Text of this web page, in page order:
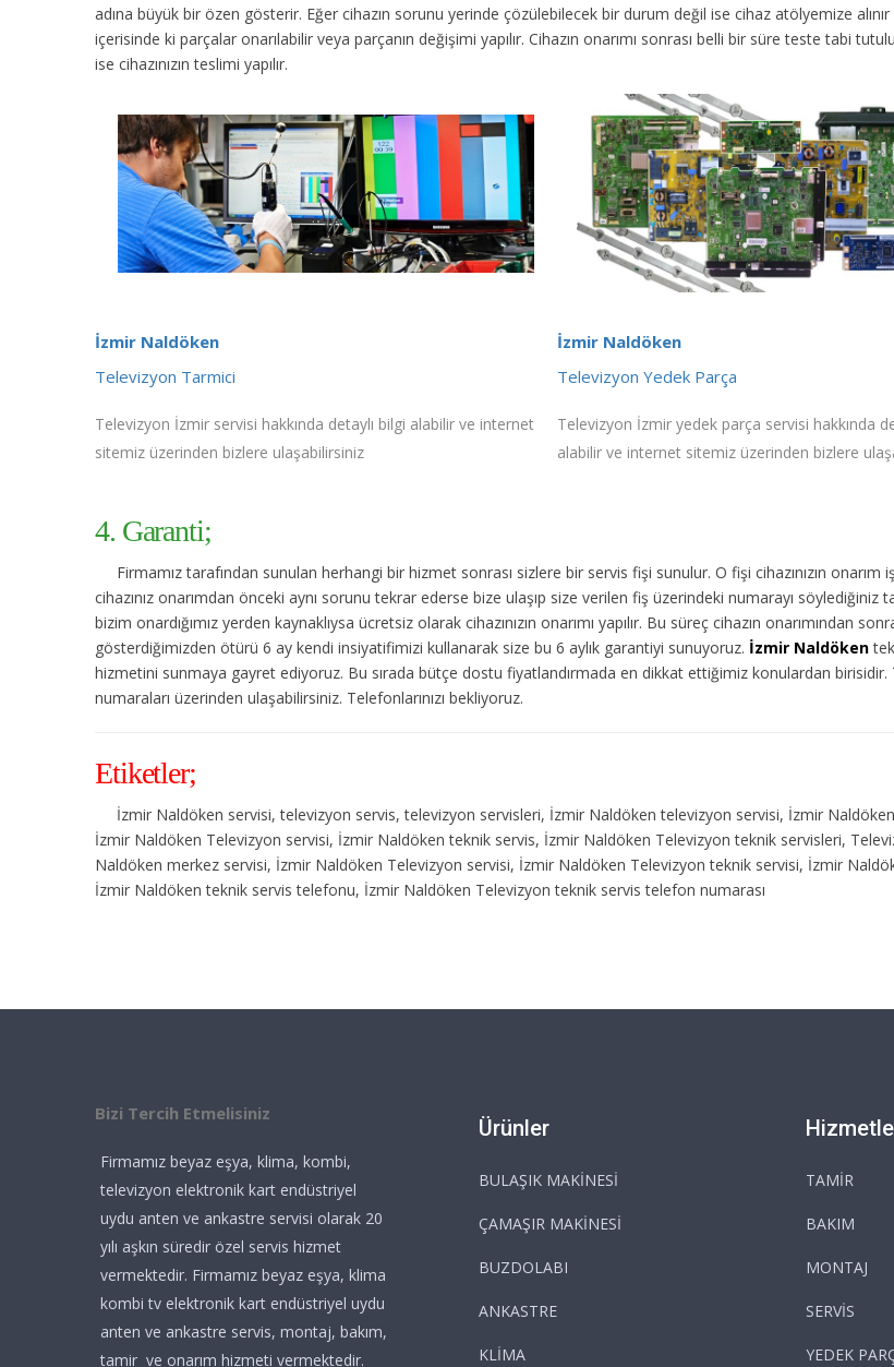
adına büyük bir özen gösterir. Eğer cihazın sorunu yerinde çözülebilecek bir durum değil ise cihaz atölyemize alınır
içerisinde ki parçalar onarılabilir veya parçanın değişimi yapılır. Cihazın onarımı sonrası belli bir süre teste tabi
ise cihazınızın teslimi yapılır.
İzmir Naldöken
Televizyon Tarmici
Televizyon İzmir servisi hakkında detaylı bilgi alabilir ve internet
sitemiz üzerinden bizlere ulaşabilirsiniz
İzmir Naldöken
Televizyon Yedek Parça
Televizyon İzmir yedek parça servisi hakkında
alabilir ve internet sitemiz üzerinden bizlere
4. Garanti;
Firmamız tarafından sunulan herhangi bir hizmet sonrası sizlere bir servis fişi sunulur. O fişi cihazınızın
cihazınız onarımdan önceki aynı sorunu tekrar ederse bize ulaşıp size verilen fiş üzerindeki numarayı söylediğiniz
bizim onardığımız yerden kaynaklıysa ücretsiz olarak cihazınızın onarımı yapılır. Bu süreç cihazın onarımından
gösterdiğimizden ötürü 6 ay kendi insiyatifimizi kullanarak size bu 6 aylık garantiyi sunuyoruz. İzmir Naldöken
hizmetini sunmaya gayret ediyoruz. Bu sırada bütçe dostu fiyatlandırmada en dikkat ettiğimiz konulardan
numaraları üzerinden ulaşabilirsiniz. Telefonlarınızı bekliyoruz.
Etiketler;
İzmir Naldöken servisi, televizyon servis, televizyon servisleri, İzmir Naldöken televizyon servisi, İzmir
İzmir Naldöken Televizyon servisi, İzmir Naldöken teknik servis, İzmir Naldöken Televizyon teknik servisleri,
Naldöken merkez servisi, İzmir Naldöken Televizyon servisi, İzmir Naldöken Televizyon teknik servisi, İzmir
İzmir Naldöken teknik servis telefonu, İzmir Naldöken Televizyon teknik servis telefon numarası
Bizi Tercih Etmelisiniz
Firmamız beyaz eşya, klima, kombi,
televizyon elektronik kart endüstriyel
uydu anten ve ankastre servisi olarak 20
yılı aşkın süredir özel servis hizmet
vermektedir. Firmamız beyaz eşya, klima
kombi tv elektronik kart endüstriyel uydu
anten ve ankastre servis, montaj, bakım,
tamir ve onarım hizmeti vermektedir.
Ürünler
BULAŞIK MAKİNESİ
ÇAMAŞIR MAKİNESİ
BUZDOLABI
ANKASTRE
KLİMA
TAMİR
BAKIM
MONTAJ
SERVİS
YEDEK